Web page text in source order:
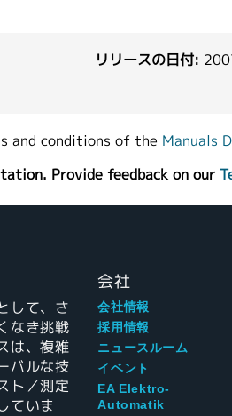
リリースの日付:
and conditions of the Manuals
Provide feedback on our
して、さ
なき挑戦
は、複雑
バルな技
ト／測定
ていま
会社
会社情報
採用情報
ニュースルーム
イベント
EA Elektro-
Automatik